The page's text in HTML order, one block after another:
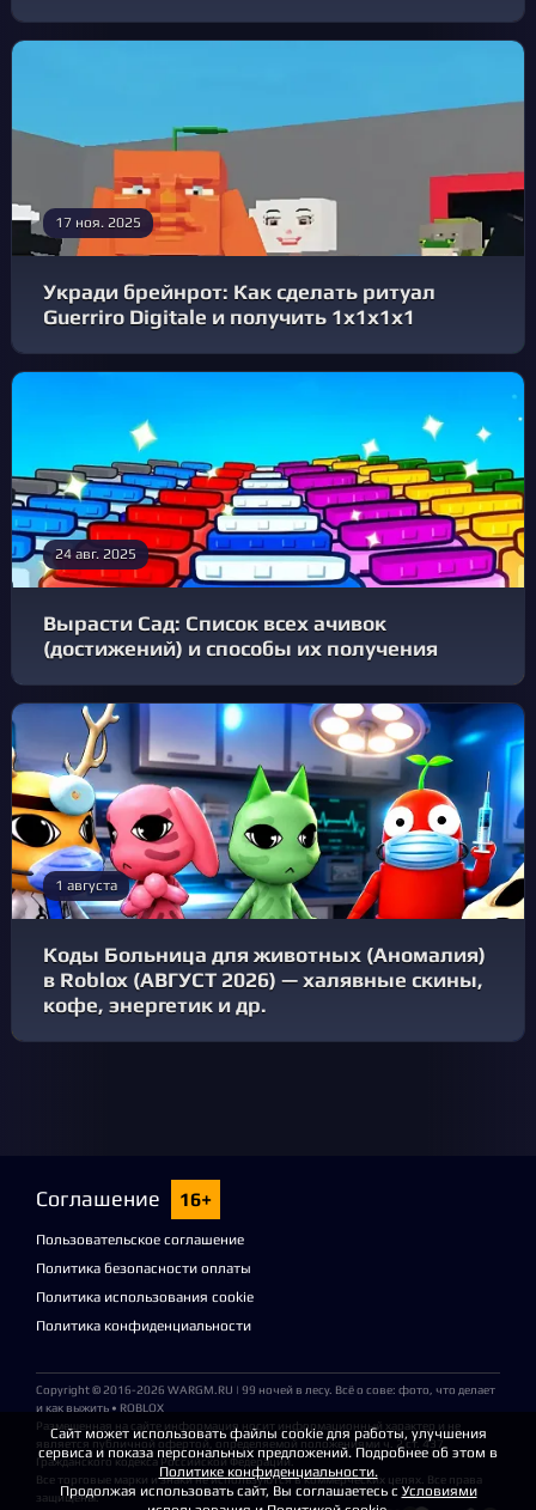
17 ноя. 2025
Укради брейнрот: Как сделать ритуал
Guerriro Digitale и получить 1x1x1x1
24 авг. 2025
Вырасти Сад: Список всех ачивок
(достижений) и способы их получения
1 августа
Коды Больница для животных (Аномалия)
в Roblox (АВГУСТ 2026) — халявные скины,
кофе, энергетик и др.
Соглашение 16+
Пользовательское соглашение
Политика безопасности оплаты
Политика использования cookie
Политика конфиденциальности
Copyright © 2016-2026 WARGM.RU | 99 ночей в лесу. Всё о сове: фото, что делает
и как выжить • ROBLOX
Размещенная на сайте информация носит информационный характер и не
является публичной офертой, определяемой положениями ч. 2 ст. 437
Гражданского кодекса Российской Федерации.
Все торговые марки и знаки не используются в коммерческих целях. Все права
защищены.
Сайт может использовать файлы cookie для работы, улучшения
сервиса и показа персональных предложений. Подробнее об этом в
Политике конфиденциальности.
Продолжая использовать сайт, Вы соглашаетесь с Условиями